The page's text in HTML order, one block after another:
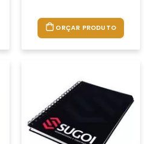
ORÇAR PRODUTO